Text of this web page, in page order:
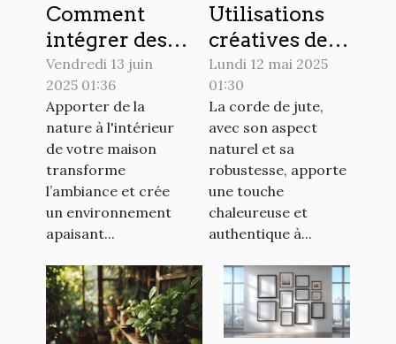
Comment
intégrer des
éléments
naturels dans
votre
décoration
intérieure
Vendredi 13 juin
2025 01:36
Apporter de la
nature à l'intérieur
de votre maison
transforme
l’ambiance et crée
un environnement
apaisant...
Utilisations
créatives de la
corde de jute
dans la
décoration
intérieure
Lundi 12 mai 2025
01:30
La corde de jute,
avec son aspect
naturel et sa
robustesse, apporte
une touche
chaleureuse et
authentique à...